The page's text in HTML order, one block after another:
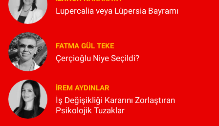
Lupercalia veya Lüpersia Bayramı
FATMA GÜL TEKE
Çerçioğlu Niye Seçildi?
İREM AYDINLAR
İş Değişikliği Kararını Zorlaştıran
Psikolojik Tuzaklar